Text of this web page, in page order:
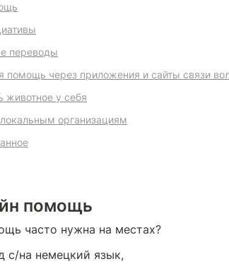
переводы
помощь через приложения и сайты связи
животное у себя
организациям
помощь
часто нужна на местах?
с/на немецкий язык,